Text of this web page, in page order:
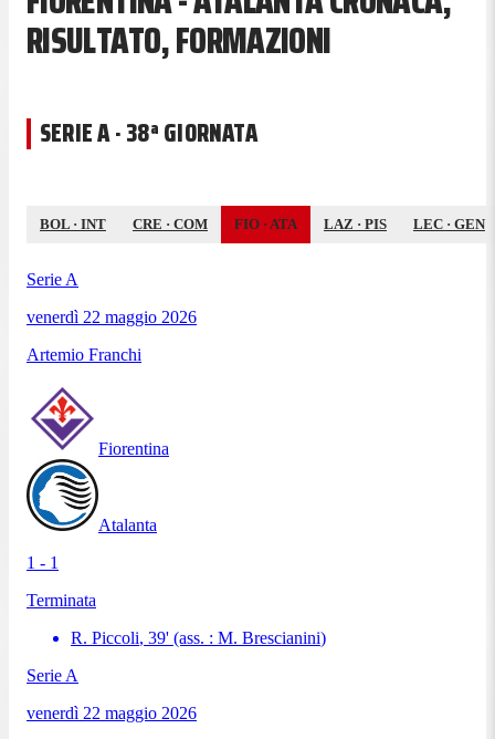
RISULTATO, FORMAZIONI
SERIE A · 38ª GIORNATA
BOL · INT CRE · COM FIO · ATA LAZ · PIS LEC · GEN
Serie A
venerdì 22 maggio 2026
Artemio Franchi
Fiorentina
Atalanta
1 - 1
Terminata
R. Piccoli, 39' (ass. : M. Brescianini)
Serie A
venerdì 22 maggio 2026